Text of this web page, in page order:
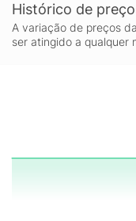
Histórico de
A variação de preços
ser atingido a qualquer